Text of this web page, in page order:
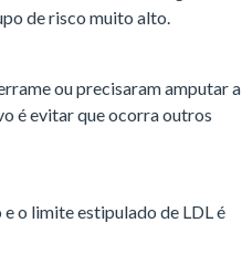
de risco muito alto.
ou precisaram amputar a
é evitar que ocorra outros
o limite estipulado de LDL é